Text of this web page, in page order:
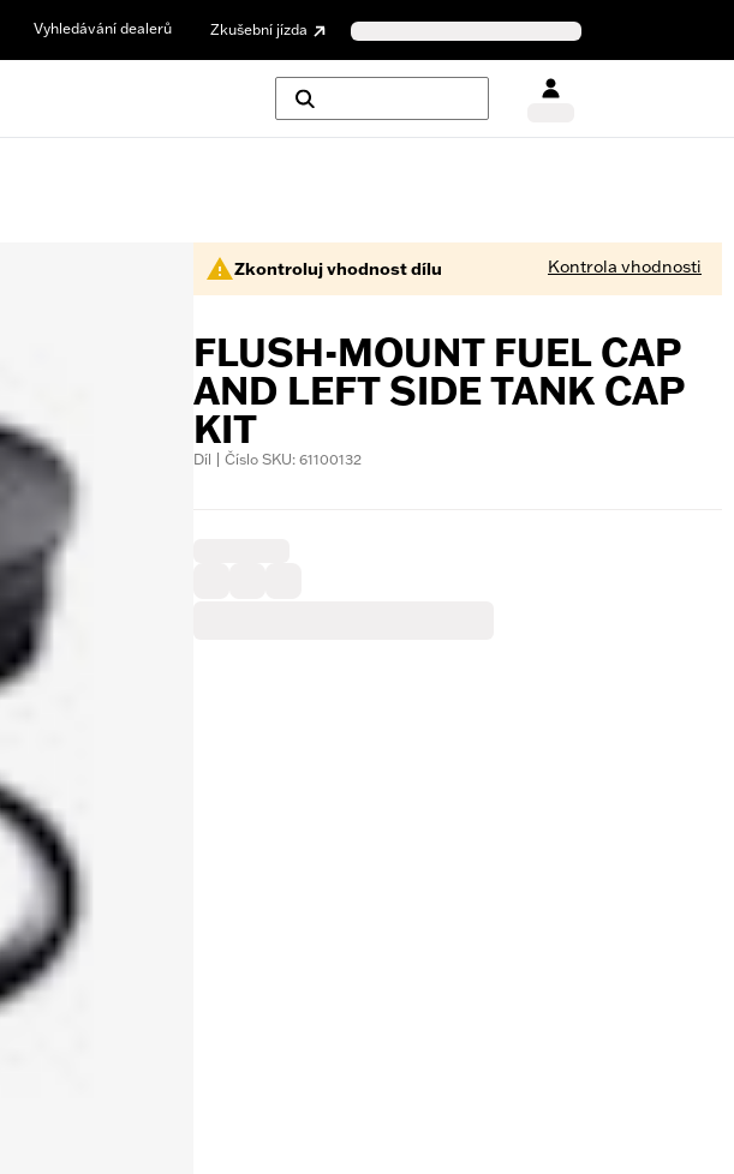
Vyhledávání dealerů Zkušební jízda
Zkontroluj vhodnost dílu Kontrola vhodnosti
FLUSH-MOUNT FUEL CAP
AND LEFT SIDE TANK CAP
KIT
Díl | Číslo SKU: 61100132